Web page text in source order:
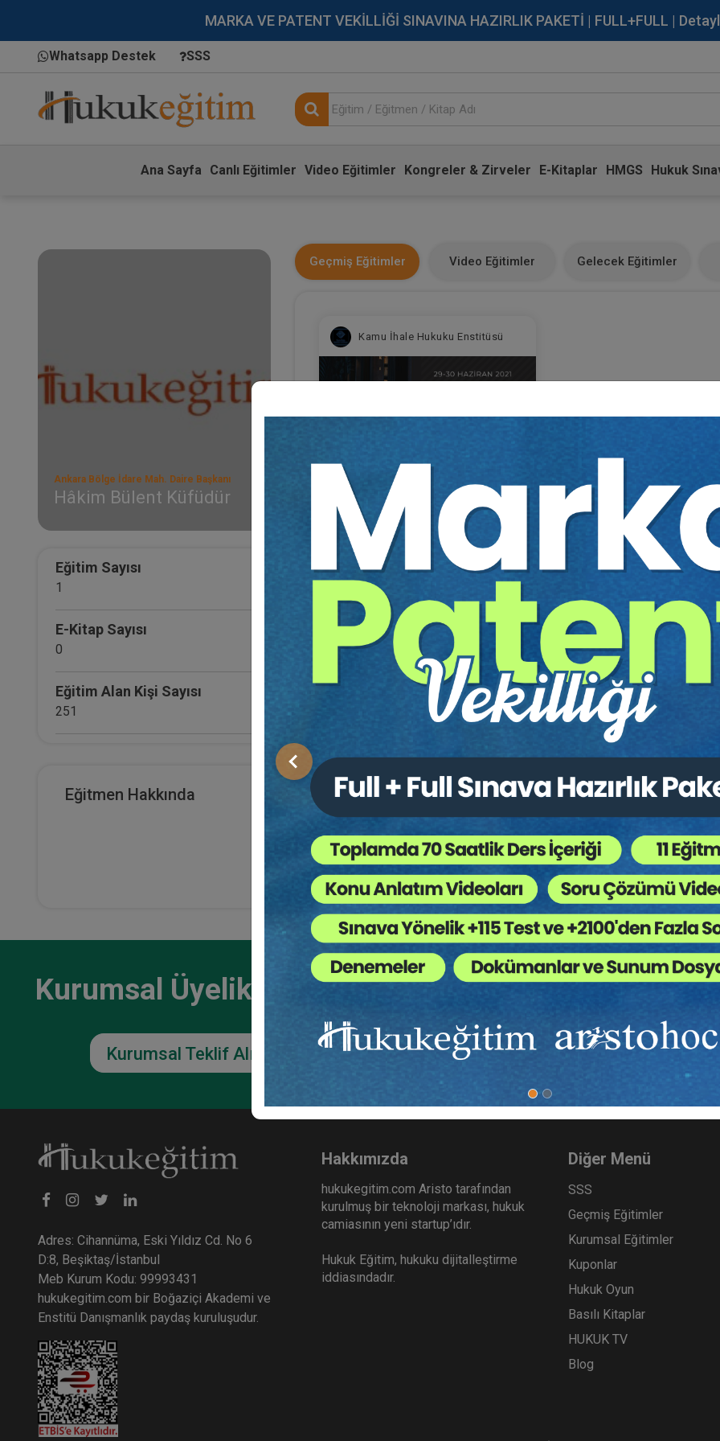
MARKA VE PATENT VEKİLLİĞİ SINAVINA HAZIRLIK PAKETİ | FULL+FULL |
Whatsapp Destek SSS
Ana Sayfa Canlı Eğitimler Video Eğitimler Kongreler & Zirveler E-Kitaplar HMGS Hukuk
Önceki
Ankara Bölge İdare Mah. Daire Başkanı
Hâkim Bülent Küfüdür
Eğitim Sayısı
1
E-Kitap Sayısı
0
Eğitim Alan Kişi Sayısı
251
Geçmiş Eğitimler Video Eğitimler Gelecek Eğitimler
Kamu İhale Hukuku Enstitüsü
III. KAMU İHALE HUKUKU
KONGRESİ
Eğitim Yapıldı Tekrar Talep Et
Eğitmen Hakkında
Kurumsal Üyelikler İçin
Kurumsal Teklif Alın
Ekibinizin hukuk bilgisini yükseltin, kaliteli içeriklerle
Ekibinize, Hukuk Eğitim’in birbirinden kaliteli
sınırsız erişim imkanı sunun.
Adres: Cihannüma, Eski Yıldız Cd. No 6
D:8, Beşiktaş/İstanbul
Meb Kurum Kodu: 99993431
hukukegitim.com bir Boğaziçi Akademi ve
Enstitü Danışmanlık paydaş kuruluşudur.
Hakkımızda
hukukegitim.com Aristo tarafından
kurulmuş bir teknoloji markası, hukuk
camiasının yeni startup’ıdır.
Hukuk Eğitim, hukuku dijitalleştirme
iddiasındadır.
Diğer Menü
SSS
Geçmiş Eğitimler
Kurumsal Eğitimler
Kuponlar
Hukuk Oyun
Basılı Kitaplar
HUKUK TV
Blog